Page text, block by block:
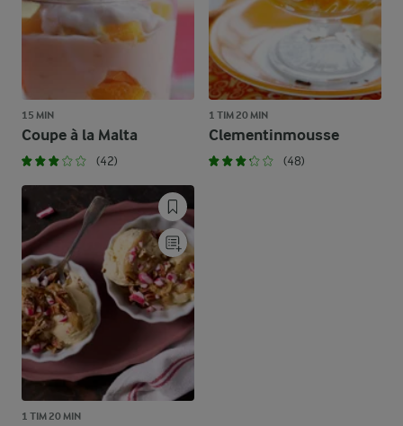
15 MIN
Coupe à la Malta
(42)
1 TIM 20 MIN
Clementinmousse
(48)
1 TIM 20 MIN